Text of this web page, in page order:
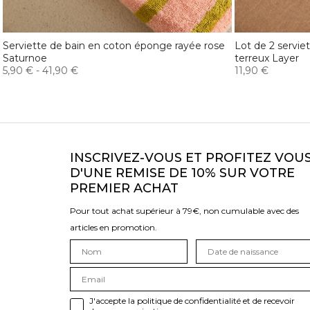
Serviette de bain en coton éponge rayée rose
Saturnoe
5,90 € - 41,90 €
Lot de 2
terreux Layer
11,90 €
INSCRIVEZ-VOUS ET PROFITEZ
D'UNE REMISE DE 10% SUR VOTRE
PREMIER ACHAT
Pour tout achat supérieur à 79€, non cumulable avec des
articles en promotion.
J'accepte la politique de confidentialité et de recevoir